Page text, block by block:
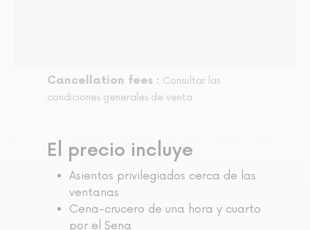
Cancellation fees : Consultar las
condiciones generales de venta
El precio incluye
Asientos privilegiados cerca de las
ventanas
Cena-crucero de una hora y cuarto
por el Sena